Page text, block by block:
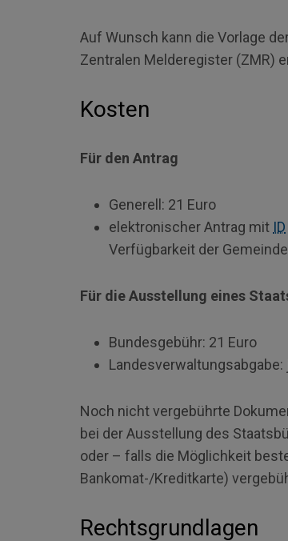
Auf Wunsch kann die Vorlage
Zentralen Melderegister (ZMR)
Kosten
Für den Antrag
Generell: 21 Euro
elektronischer Antrag mit ID
Verfügbarkeit der
Für die Ausstellung eines
Bundesgebühr: 21 Euro
Noch nicht vergebührte
bei der Ausstellung des
oder – falls die Möglichkeit
Bankomat-/Kreditkarte)
Rechtsgrundlagen